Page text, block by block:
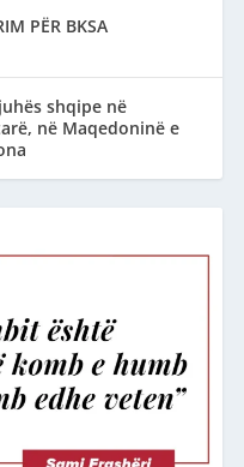
PËR BKSA
shqipe në
në Maqedoninë e